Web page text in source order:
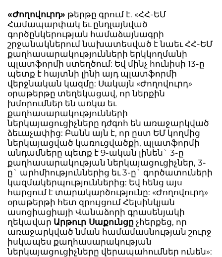
«Ժողովուրդ» թերթը գրում է. «ՀՀ-ԵՄ
Համապարփակ եւ ընդլայնված
գործընկերության համաձայնագրի
շրջանակներում նախատեսված է նաեւ ՀՀ-ԵՄ
քաղհասարակությունների երկկողմանի
պլատֆորմի ստեղծում: Եվ մինչ հունիսի 13-ը
պետք է հայտնի լինի այդ պլատֆորմի
վերջնական կազմը: Սակայն «Ժողովուրդ»
օրաթերթը տեղեկացավ, որ ներքին
խմորումներ են առկա եւ
քաղհասարակությունների
ներկայացուցիչները դժգոհ են առաջարկված
ձեւաչափից: Բանն այն է, որ ըստ ԵՄ կողմից
ներկայացված կառուցվածքի, պլատֆորմի
անդամները պետք է 9-ական լինեն` 3-ը
քաղհասարակության ներկայացուցիչներ, 3-
ը` արհմիություններից եւ 3-ը` գործատուների
կազմակերպություններից: Եվ հենց այս
հարցում է տարակարծությունը: «Ժողովուրդ»
օրաթերթի հետ զրույցում Հելսինկյան
ասոցիացիայի Վանաձորի գրասենյակի
ղեկավար Արթուր Սաքունցը չհերքեց, որ
առաջարկված նման համամասնության շուրջ
իսկապես քաղհասարակության
ներկայացուցիչները վերապահումներ ունեն»: